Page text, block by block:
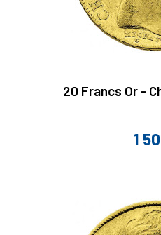
20 Francs Or -
Prix
1